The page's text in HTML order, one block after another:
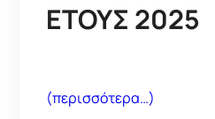
ΕΤΟΥΣ 2025
(περισσότερα…)